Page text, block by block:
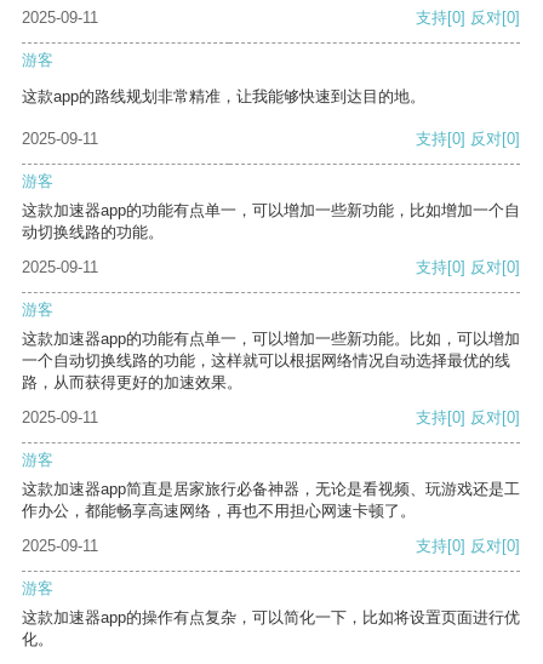
2025-09-11 支持[0] 反对[0]
游客
这款app的路线规划非常精准，让我能够快速到达目的地。
2025-09-11 支持[0] 反对[0]
游客
这款加速器app的功能有点单一，可以增加一些新功能，比如增加一个自
动切换线路的功能。
2025-09-11
支持[0] 反对[0]
游客
这款加速器app的功能有点单一，可以增加一些新功能。比如，可以增加
一个自动切换线路的功能，这样就可以根据网络情况自动选择最优的线
路，从而获得更好的加速效果。
2025-09-11
支持[0] 反对[0]
游客
这款加速器app简直是居家旅行必备神器，无论是看视频、玩游戏还是工
作办公，都能畅享高速网络，再也不用担心网速卡顿了。
2025-09-11
支持[0] 反对[0]
游客
这款加速器app的操作有点复杂，可以简化一下，比如将设置页面进行优
化。